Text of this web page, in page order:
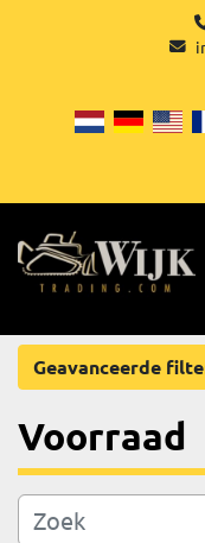
Geavanceerde
Categorie
Voorraad